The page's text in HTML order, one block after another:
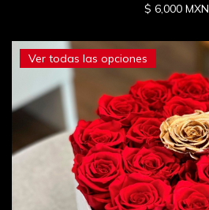
$ 6,000 MXN
Ver todas las opciones